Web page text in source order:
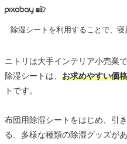
除湿シートを利用することで、寝
ニトリは大手インテリア小売業
除湿シートは、 お求めやすい価
トです。
布団用除湿シートをはじめ、引
る、多様な種類の除湿グッズが